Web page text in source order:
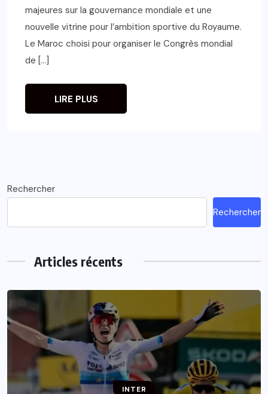
majeures sur la gouvernance mondiale et une
nouvelle vitrine pour l’ambition sportive du Royaume.
Le Maroc choisi pour organiser le Congrès mondial
de […]
LIRE PLUS
Rechercher
Rechercher
Articles récents
INTER